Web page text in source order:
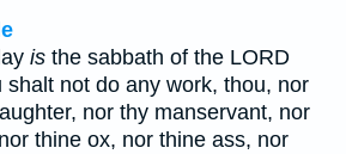
is the sabbath of the LORD
not do any work, thou, nor
nor thy manservant, nor
thine ox, nor thine ass, nor